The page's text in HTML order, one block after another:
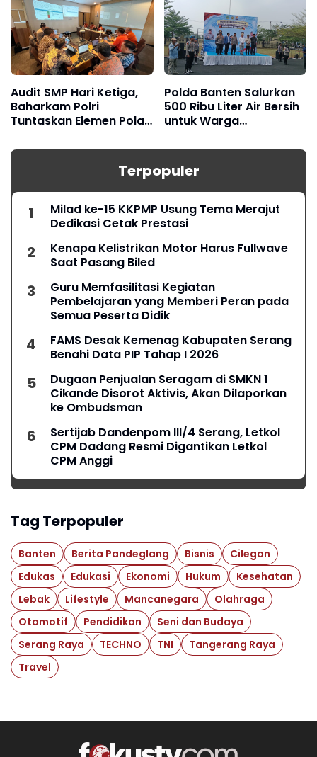
Audit SMP Hari Ketiga,
Baharkam Polri
Tuntaskan Elemen Pola
Jabar
Polda Banten Salurkan
500 Ribu Liter Air Bersih
untuk Warga
Terpopuler
Milad ke-15 KKPMP Usung Tema Merajut
Dedikasi Cetak Prestasi
Kenapa Kelistrikan Motor Harus Fullwave
Saat Pasang Biled
Guru Memfasilitasi Kegiatan
Pembelajaran yang Memberi Peran pada
Semua Peserta Didik
FAMS Desak Kemenag Kabupaten Serang
Benahi Data PIP Tahap I 2026
Dugaan Penjualan Seragam di SMKN 1
Cikande Disorot Aktivis, Akan Dilaporkan
ke Ombudsman
Sertijab Dandenpom III/4 Serang, Letkol
CPM Dadang Resmi Digantikan Letkol
CPM Anggi
Tag Terpopuler
Banten Berita Pandeglang Bisnis
Cilegon
Edukas
Edukasi Ekonomi Hukum
Kesehatan
Lebak
Lifestyle Mancanegara
Olahraga
Otomotif
Pendidikan
Seni dan Budaya
Serang Raya
TECHNO TNI
Tangerang Raya
Travel